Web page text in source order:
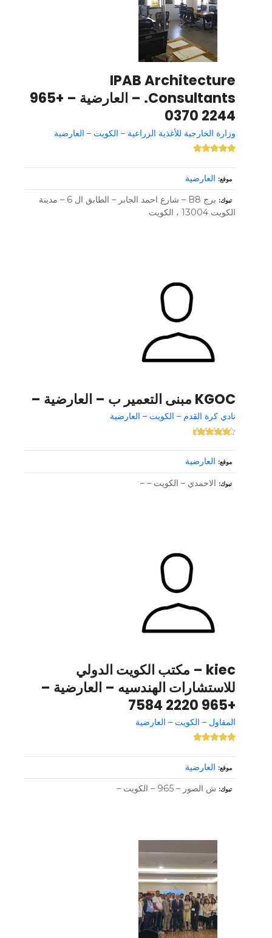
IPAB Architecture
Consultants. – العارضية – +965
2244 0370
وزارة الخارجية للأغذية الزراعية – الكويت – العارضية
موقع العارضية
تبوك
برج B8 – شارع احمد الجابر – الطابق ال 6 – مدينة
الكويت 13004 ، الكويت
KGOC مبنى التعمير ب – العارضية –
نادي كرة القدم – الكويت – العارضية
موقع العارضية
تبوك الاحمدي – الكويت – –
kiec – مكتب الكويت الدولي
للاستشارات الهندسيه – العارضية –
+965 2220 7584
المقاول – الكويت – العارضية
موقع العارضية
تبوك ش الصور – 965 – الكويت –